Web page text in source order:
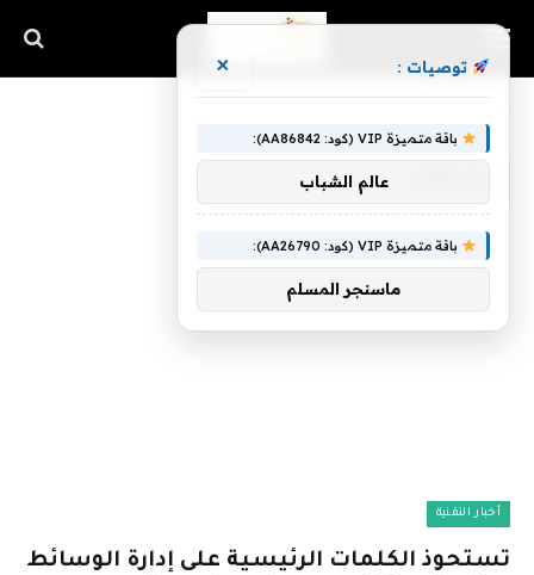
أخبار التقنية
تستحوذ الكلمات الرئيسية على إدارة الوسائط
توصيات : ×
باقة متميزة VIP (كود: AA86842):
عالم الشباب
باقة متميزة VIP (كود: AA26790):
ماسنجر المسلم